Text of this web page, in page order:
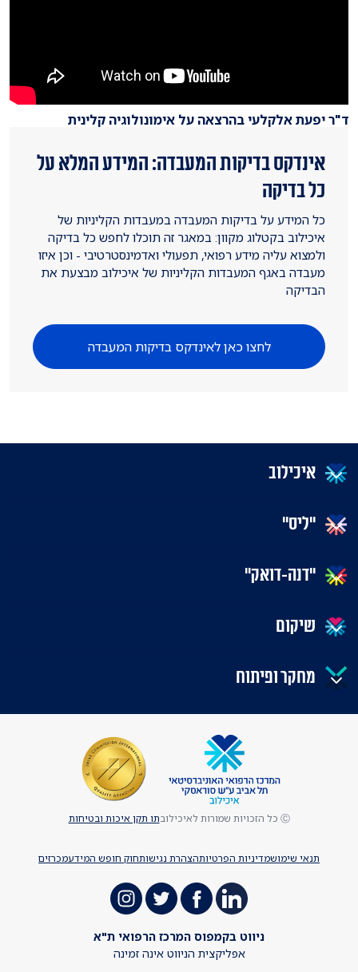
ד"ר יפעת אלקלעי בהרצאה על אימונולוגיה קלינית
אינדקס בדיקות המעבדה: המידע המלא על
כל בדיקה
כל המידע על בדיקות המעבדה במעבדות הקליניות של
איכילוב בקטלוג מקוון: במאגר זה תוכלו לחפש כל בדיקה
ולמצוא עליה מידע רפואי, תפעולי ואדמינסטרטיבי - וכן איזו
מעבדה באגף המעבדות הקליניות של איכילוב מבצעת את
הבדיקה
לחצו כאן לאינדקס בדיקות המעבדה
איכילוב
"ליס"
"דנה-דואק"
שיקום
מחקר ופיתוח
תנאי שימושמדיניות הפרטיותהצהרת נגישותחוק חופש המידעמכרזים
Ⓒ כל הזכויות שמורות לאיכילוב תו תקן איכות ובטיחות
ניווט בקמפוס המרכז הרפואי ת"א
אפליקצית הניווט אינה זמינה